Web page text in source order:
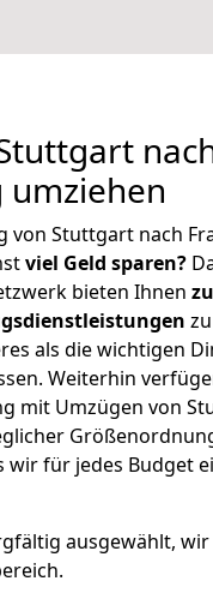
umziehen
von Stuttgart nach
viel Geld sparen?
bieten Ihnen
als die wichtigen
Weiterhin
mit Umzügen von
für jedes Budget
ausgewählt, wir